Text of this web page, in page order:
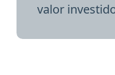
valor